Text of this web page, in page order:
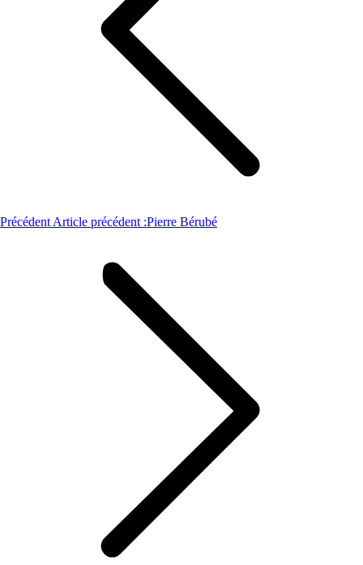
Précédent Article précédent :Pierre Bérubé